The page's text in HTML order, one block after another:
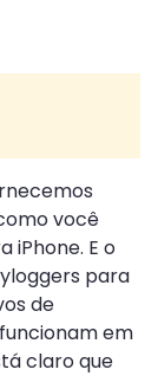
você
iPhone. E o
para
de
em
claro que